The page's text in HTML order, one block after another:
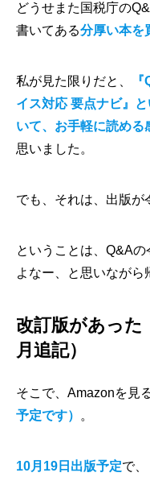
どうせまた国税庁の
書いてある分厚い本を
私が見た限りだと、
イス対応 要点ナビ』
いて、お手軽に読める
思いました。
でも、それは、出版が
ということは、Q&A
よなー、と思いながら
改訂版があっ
月追記）
そこで、Amazonを見
予定です）
。
10月19日出版予定で、